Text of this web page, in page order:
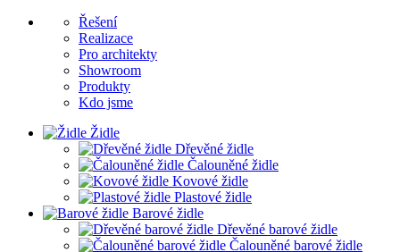
Řešení
Realizace
Pro architekty
Showroom
Produkty
Kdo jsme
Židle
Dřevěné židle
Čalouněné židle
Kovové židle
Plastové židle
Barové židle
Dřevěné barové židle
Čalouněné barové židle